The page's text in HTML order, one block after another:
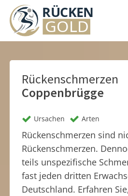
Rückenschmerzen
Coppenbrügge
Ursachen Arten
Rückenschmerzen sind
Rückenschmerzen.
teils unspezifische
fast jeden dritten
Deutschland. Erfahren